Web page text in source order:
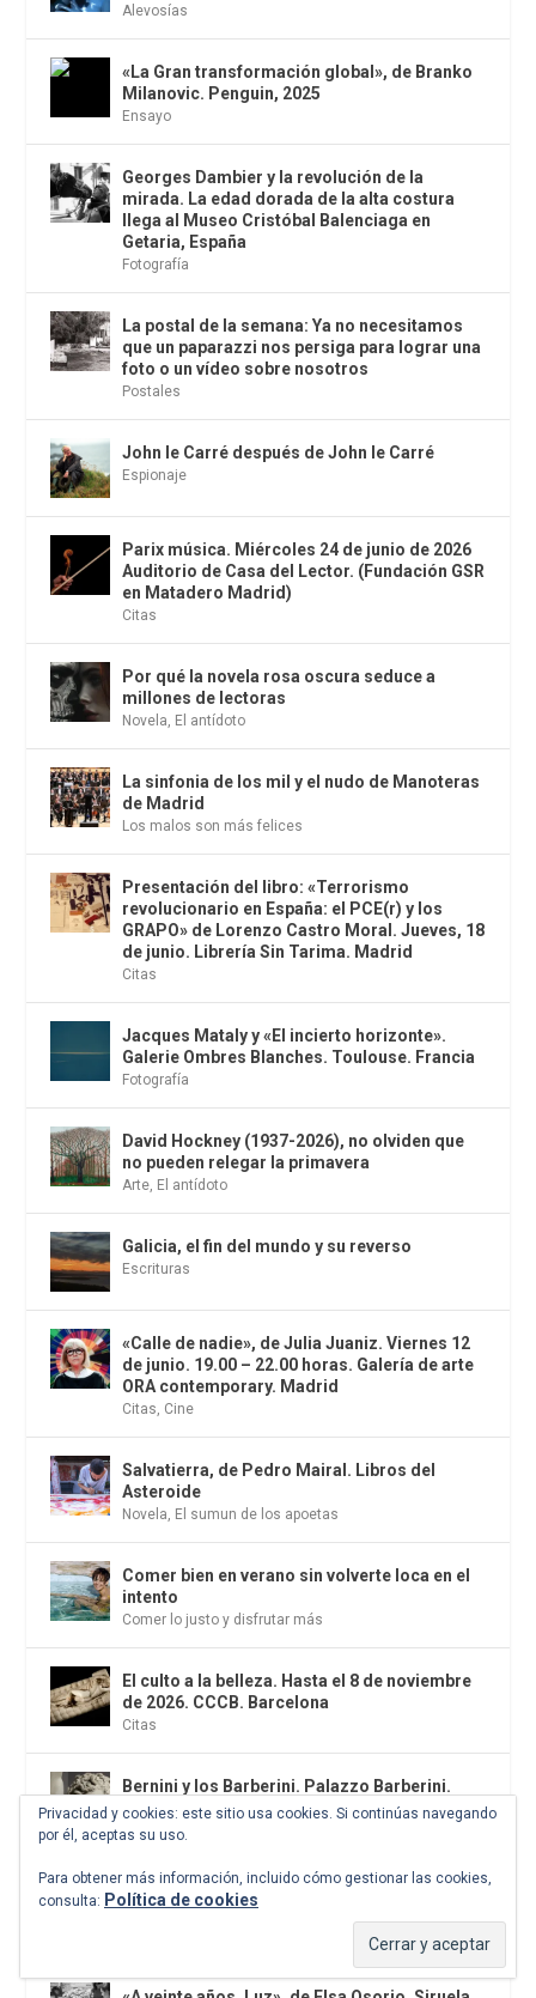
Alevosías
«La Gran transformación global», de Branko
Milanovic. Penguin, 2025
Ensayo
Georges Dambier y la revolución de la
mirada. La edad dorada de la alta costura
llega al Museo Cristóbal Balenciaga en
Getaria, España
Fotografía
La postal de la semana: Ya no necesitamos
que un paparazzi nos persiga para lograr una
foto o un vídeo sobre nosotros
Postales
John le Carré después de John le Carré
Espionaje
Parix música. Miércoles 24 de junio de 2026
Auditorio de Casa del Lector. (Fundación GSR
en Matadero Madrid)
Citas
Por qué la novela rosa oscura seduce a
millones de lectoras
Novela El antídoto
La sinfonia de los mil y el nudo de Manoteras
de Madrid
Los malos son más felices
Presentación del libro: «Terrorismo
revolucionario en España: el PCE(r) y los
GRAPO» de Lorenzo Castro Moral. Jueves, 18
de junio. Librería Sin Tarima. Madrid
Citas
Jacques Mataly y «El incierto horizonte».
Galerie Ombres Blanches. Toulouse. Francia
Fotografía
David Hockney (1937-2026), no olviden que
no pueden relegar la primavera
Arte El antídoto
Galicia, el fin del mundo y su reverso
Escrituras
«Calle de nadie», de Julia Juaniz. Viernes 12
de junio. 19.00 – 22.00 horas. Galería de arte
ORA contemporary. Madrid
Citas Cine
Salvatierra, de Pedro Mairal. Libros del
Asteroide
Novela El sumun de los apoetas
Comer bien en verano sin volverte loca en el
intento
Comer lo justo y disfrutar más
El culto a la belleza. Hasta el 8 de noviembre
de 2026. CCCB. Barcelona
Citas
Bernini y los Barberini. Palazzo Barberini.
Hasta el 14 de junio. Roma
Exposiciones
Las cuatro estaciones de Beatriz García
Infante. La primavera llega sin hacer ruido
Privacidad y cookies: este sitio usa cookies. Si continúas navegando
por él, aceptas su uso.
Para obtener más información, incluido cómo gestionar las cookies,
consulta: Política de cookies